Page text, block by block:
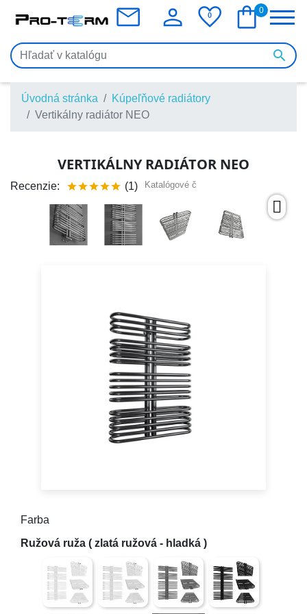

mail person favorite
0 shopping_bag0
Úvodná stránka
Kúpeľňové radiátory
Vertikálny radiátor NEO
VERTIKÁLNY RADIÁTOR NEO
Recenzie:  (1) Katalógové č
Farba
Biela matná textúra (mierne drsný povrch) trblietavé
Biely lesk (hladký)Antracitová textúra (mierne
Čierna matná (